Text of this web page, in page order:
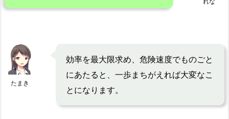
たまき
効率を最大限求め、危険速度でものごと
にあたると、一歩まちがえれば大変なこ
とになります。